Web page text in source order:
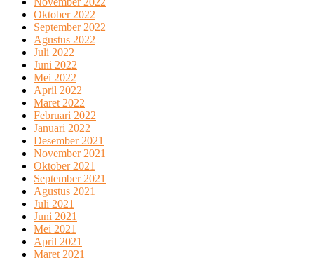
Oktober 2022
September 2022
Agustus 2022
Juli 2022
Juni 2022
Mei 2022
April 2022
Maret 2022
Februari 2022
Januari 2022
Desember 2021
November 2021
Oktober 2021
September 2021
Agustus 2021
Juli 2021
Juni 2021
Mei 2021
April 2021
Maret 2021